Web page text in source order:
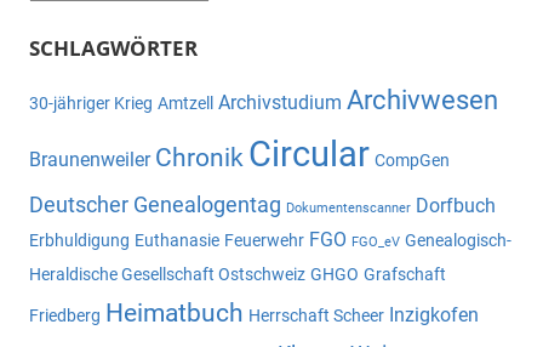
SCHLAGWÖRTER
30-jähriger Krieg Amtzell Archivstudium Archivwesen
Braunenweiler Chronik Circular CompGen
Deutscher Genealogentag Dokumentenscanner Dorfbuch
Erbhuldigung Euthanasie Feuerwehr FGO FGO_eV Genealogisch-
Heraldische Gesellschaft Ostschweiz GHGO Grafschaft
Friedberg Heimatbuch Herrschaft Scheer Inzigkofen